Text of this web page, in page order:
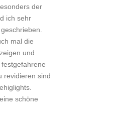
der
ich sehr
mal die
und
revidieren sind
schöne